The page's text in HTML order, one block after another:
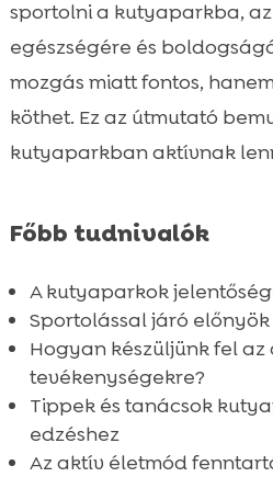
 Kutyás edzés típusai
 Hogyan készítsük fel
tevékenységekre?
Kutyabarátságos
Kutyasport
érdemes kipróbálni
sportolás során?
 Aktív kutya életmód

Legjobb kutyás
a kutyaparkban
Kutya sportolás
tanácsok

CricksyDog
sportolni a kutyaparkba,
egészségére és
mozgás miatt fontos,
köthet. Ez az útmutató
kutyaparkban aktívnak
Főbb tudnivalók
A kutyaparkok
Sportolással járó
Hogyan készüljünk fel az
tevékenységekre?
Tippek és tanácsok
edzéshez
Az aktív életmód